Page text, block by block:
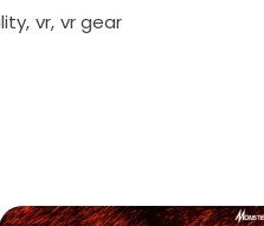
vr vr gear